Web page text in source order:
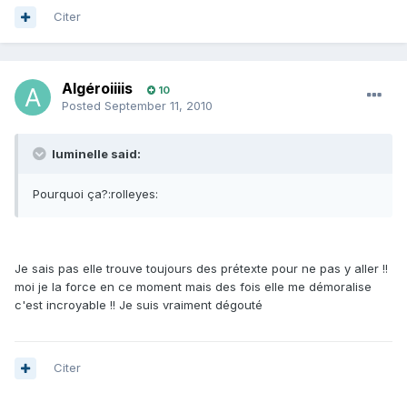
Citer
Algéroiiiis 10
Posted September 11, 2010
luminelle said:
Pourquoi ça?:rolleyes:
Je sais pas elle trouve toujours des prétexte pour ne pas y aller !!
moi je la force en ce moment mais des fois elle me démoralise
c'est incroyable !! Je suis vraiment dégouté
Citer